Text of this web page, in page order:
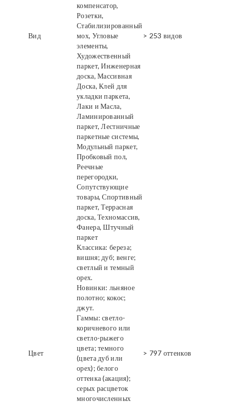
Вид
компенсатор,
Розетки,
Стабилизированный
мох, Угловые
элементы,
Художественный
паркет, Инженерная
доска, Массивная
Доска, Клей для
укладки паркета,
Лаки и Масла,
Ламинированный
паркет, Лестничные
паркетные системы,
Модульный паркет,
Пробковый пол,
Реечные
перегородки,
Сопутствующие
товары, Спортивный
паркет, Террасная
доска, Техномассив,
Фанера, Штучный
паркет
> 253 видов
Цвет
Классика: береза;
вишня; дуб; венге;
светлый и темный
орех.
Новинки: льняное
полотно; кокос;
джут.
Гаммы: светло-
коричневого или
светло-рыжего
цвета; темного
(цвета дуб или
орех); белого
оттенка (акация);
серых расцветок
многочисленных
> 797 оттенков